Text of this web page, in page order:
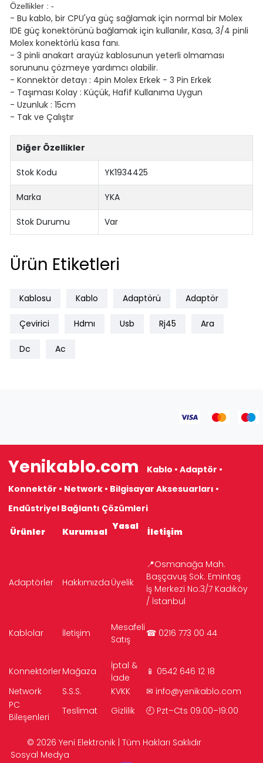
Özellikler : -
- Bu kablo, bir CPU'ya güç sağlamak için normal bir Molex
IDE güç konektörünü bağlamak için kullanılır, Kasa, 3/4 pinli
Molex konektörlü kasa fanı.
- 3 pinli anakart arayüz kablosunun yeterli olmaması
sorununu çözmeye yardımcı olabilir.
- Konnektör detayı : 4pin Molex Erkek - 3 Pin Erkek
- Taşıması Kolay : Küçük, Hafif Kullanıma Uygun
- Uzunluk : 15cm
- Tak ve Çalıştır
Diğer Özellikler
Stok Kodu YK1934425
Marka YKA
Stok Durumu Var
Ürün Etiketleri
Kablosu Kablo Adaptörü Adaptör
Çevirici Hdmı Usb Rj45 Ara
Dc Ac
Yenikablo.com
Kablo • Adaptör •
Konnektör • Network • Bilgisayar Aksesuarları •
Endüstriyel Bağlantı Çözümleri
Ürünler
Kurumsal Yasal İletişim
Adaptörler Hakkımızda Üyelik
📍Osmanağa Mah.
Başçavuş Sok. Emintaş
İş Merkezi No:3/7 Kadıköy
/ İstanbul
Kablolar İletişim
Mesafeli
Satış
☎ 0216 773 00 44
KonnektörlerMağaza
İptal &
İade
📱 0542 646 12 18
Network
S.S.S. KVKK ✉ info@yenikablo.com
PC
Bileşenleri
Teslimat Gizlilik 🕘 Pzt–Cts 09:00–19:00
© 2026 Yeni Elektronik | Tüm Hakları Saklıdır
Sosyal Medya